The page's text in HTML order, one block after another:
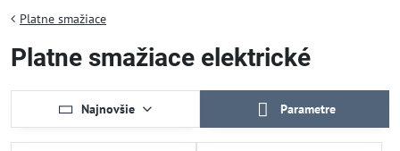
Platne smažiace
Platne smažiace elektrické
Najnovšie Parametre